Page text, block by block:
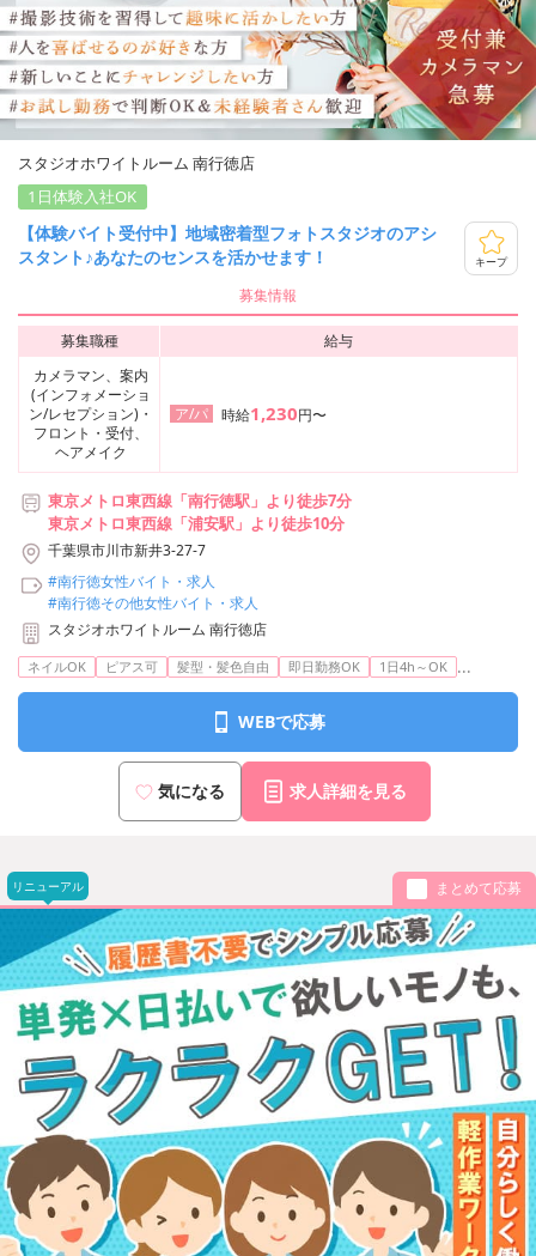
スタジオホワイトルーム 南行徳店
1日体験入社OK
【体験バイト受付中】地域密着型フォトスタジオのアシ
スタント♪あなたのセンスを活かせます！
キープ
募集情報
募集職種
給与
カメラマン、案内
(インフォメーショ
ン/レセプション)・
フロント・受付、
ヘアメイク
ア/パ 時給1,230円〜
東京メトロ東西線「南行徳駅」より徒歩7分
東京メトロ東西線「浦安駅」より徒歩10分
千葉県市川市新井3-27-7
#南行徳女性バイト・求人
#南行徳その他女性バイト・求人
スタジオホワイトルーム 南行徳店
ネイルOK ピアス可 髪型・髪色自由 即日勤務OK 1日4h～OK ...
WEBで応募
気になる 求人詳細を見る
リニューアル まとめて応募